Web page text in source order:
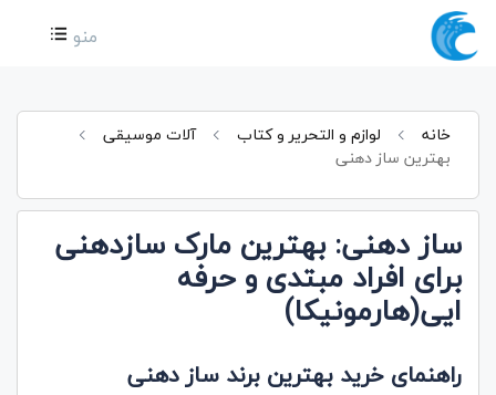
منو
خانه لوازم و التحریر و کتاب
آلات موسیقی
بهترین ساز دهنی
ساز دهنی: بهترین مارک سازدهنی
برای افراد مبتدی و حرفه
ایی(هارمونیکا)
راهنمای خرید بهترین برند ساز دهنی